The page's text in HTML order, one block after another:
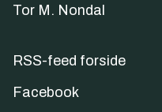
Tor M. Nondal
RSS-feed forside
Facebook